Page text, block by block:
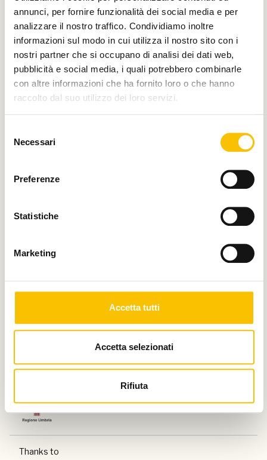
annunci, per fornire funzionalità dei social media e per
analizzare il nostro traffico. Condividiamo inoltre
informazioni sul modo in cui utilizza il nostro sito con i
nostri partner che si occupano di analisi dei dati web,
pubblicità e social media, i quali potrebbero combinarle
con altre informazioni che ha fornito loro o che hanno
raccolto dal suo utilizzo dei loro servizi.
delNecessari
Preferenze
Statistiche
Marketing
Accetta tutti
Accetta selezionati
Rifiuta
Main media partner
Partner
Charity partner
Paese ospite d'onore
Thanks to